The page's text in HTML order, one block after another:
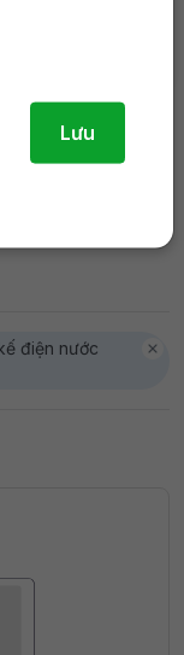
dựng
Kiến trúc sư
điện nước
Lưu